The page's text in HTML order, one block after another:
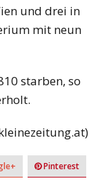
und drei in
mit neun
starben, so
Pinterest